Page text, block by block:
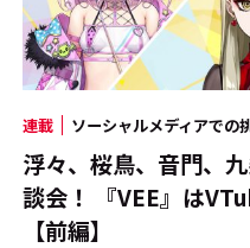
連載 ソーシャルメディアでの
浮々、桜鳥、音門、
談会！ 『VEE』は
【前編】